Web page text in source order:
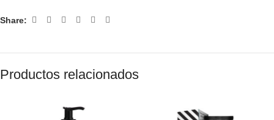
Share:
Productos relacionados